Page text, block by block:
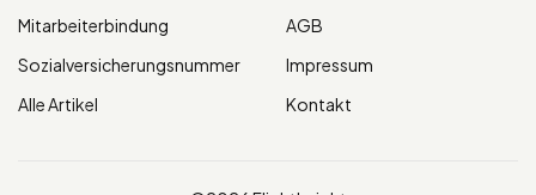
Mitarbeiterbindung
Sozialversicherungsnummer
Alle Artikel
AGB
Impressum
Kontakt